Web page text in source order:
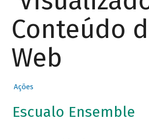
Conteúdo
Web
Ações
Escualo Ensemble